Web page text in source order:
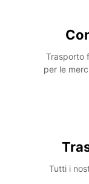
Trasporto
per le
Tutti i